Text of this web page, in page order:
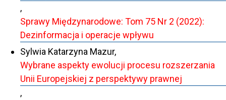
,
Sprawy Międzynarodowe: Tom 75 Nr 2 (2022):
Dezinformacja i operacje wpływu
Sylwia Katarzyna Mazur,
Wybrane aspekty ewolucji procesu rozszerzania
Unii Europejskiej z perspektywy prawnej
,